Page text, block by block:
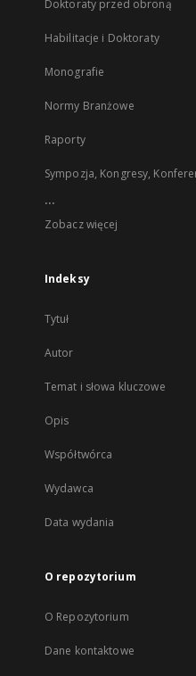
Doktoraty przed obroną
Habilitacje i Doktoraty
Monografie
Normy Branżowe
Raporty
Sympozja, Kongresy,
...
Zobacz więcej
Indeksy
Tytuł
Autor
Temat i słowa kluczowe
Opis
Współtwórca
Wydawca
Data wydania
O repozytorium
O Repozytorium
Dane kontaktowe